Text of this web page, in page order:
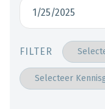
FILTER